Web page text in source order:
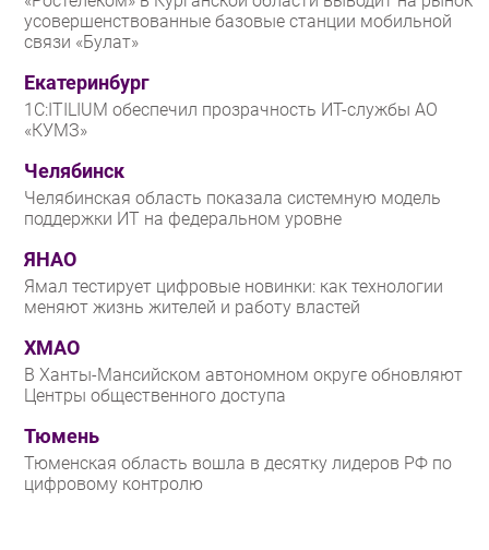
усовершенствованные базовые станции мобильной
связи «Булат»
Екатеринбург
1С:ITILIUM обеспечил прозрачность ИТ-службы АО
«КУМЗ»
Челябинск
Челябинская область показала системную модель
поддержки ИТ на федеральном уровне
ЯНАО
Ямал тестирует цифровые новинки: как технологии
меняют жизнь жителей и работу властей
ХМАО
В Ханты-Мансийском автономном округе обновляют
Центры общественного доступа
Тюмень
Тюменская область вошла в десятку лидеров РФ по
цифровому контролю